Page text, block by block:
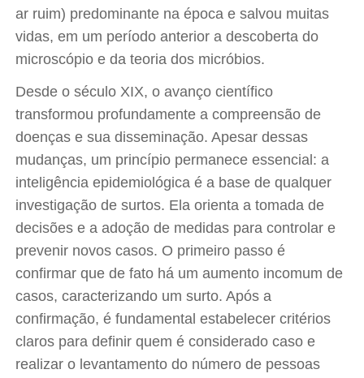
ar ruim) predominante na época e salvou muitas
vidas, em um período anterior a descoberta do
microscópio e da teoria dos micróbios.
Desde o século XIX, o avanço científico
transformou profundamente a compreensão de
doenças e sua disseminação. Apesar dessas
mudanças, um princípio permanece essencial: a
inteligência epidemiológica é a base de qualquer
investigação de surtos. Ela orienta a tomada de
decisões e a adoção de medidas para controlar e
prevenir novos casos. O primeiro passo é
confirmar que de fato há um aumento incomum de
casos, caracterizando um surto. Após a
confirmação, é fundamental estabelecer critérios
claros para definir quem é considerado caso e
realizar o levantamento do número de pessoas